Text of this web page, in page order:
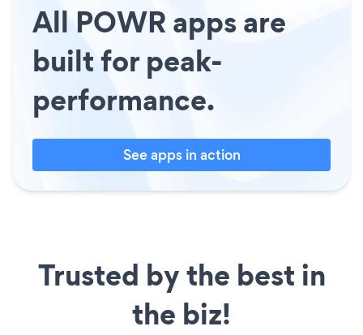
All POWR apps are
built for peak-
performance.
See apps in action
Trusted by the best in
the biz!